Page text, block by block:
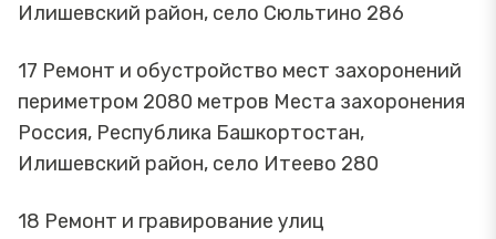
Илишевский район, село Сюльтино 286
17 Ремонт и обустройство мест захоронений
периметром 2080 метров Места захоронения
Россия, Республика Башкортостан,
Илишевский район, село Итеево 280
18 Ремонт и гравирование улиц